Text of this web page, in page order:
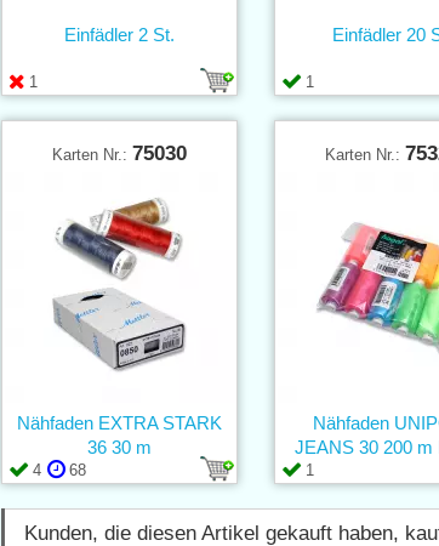
1
Einfädler 2 St.
1
Einfädler 20
Karten Nr.: 75030
4 68
Nähfaden EXTRA STARK
36 30 m
Karten Nr.:
1
Nähfaden
JEANS 30 200 m
Kunden, die diesen Artikel gekauft haben,